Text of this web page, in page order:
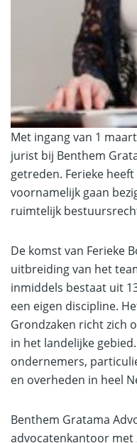
Met ingang van 1
jurist bij Benthem
getreden. Ferieke
voornamelijk gaan
ruimtelijk
De komst van Ferieke
uitbreiding van het
inmiddels bestaat uit
een eigen discipline.
Grondzaken richt zich
in het landelijke
ondernemers,
en overheden in heel
Benthem Gratama
advocatenkantoor met